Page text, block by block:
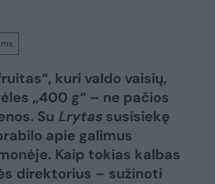
kuri valdo vaisių,
„400 g“ – ne pačios
Su Lrytas susisiekę
apie galimus
Kaip tokias kalbas
direktorius – sužinoti